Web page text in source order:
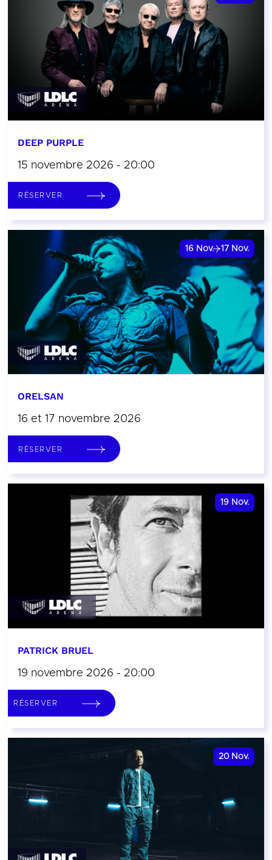
DEEP PURPLE
15 novembre 2026 - 20:00
RÉSERVER
16 Nov. 17 Nov.
ORELSAN
16 et 17 novembre 2026
RÉSERVER
19 Nov.
PATRICK BRUEL
19 novembre 2026 - 20:00
RÉSERVER
20 Nov.